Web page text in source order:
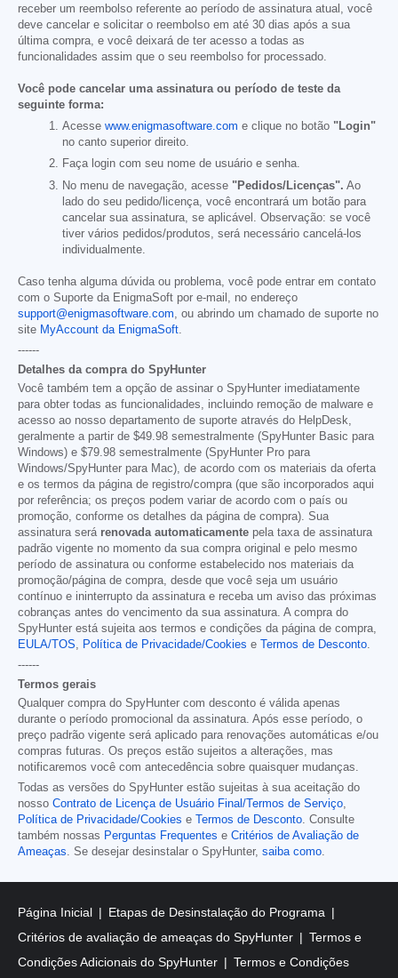
receber um reembolso referente ao período de assinatura atual, você
deve cancelar e solicitar o reembolso em até 30 dias após a sua
última compra, e você deixará de ter acesso a todas as
funcionalidades assim que o seu reembolso for processado.
Você pode cancelar uma assinatura ou período de teste da
seguinte forma:
Acesse www.enigmasoftware.com e clique no botão "Login"
no canto superior direito.
Faça login com seu nome de usuário e senha.
No menu de navegação, acesse "Pedidos/Licenças". Ao
lado do seu pedido/licença, você encontrará um botão para
cancelar sua assinatura, se aplicável. Observação: se você
tiver vários pedidos/produtos, será necessário cancelá-los
individualmente.
Caso tenha alguma dúvida ou problema, você pode entrar em contato
com o Suporte da EnigmaSoft por e-mail, no endereço
support@enigmasoftware.com , ou abrindo um chamado de suporte no
site MyAccount da EnigmaSoft
------
Detalhes da compra do SpyHunter
Você também tem a opção de assinar o SpyHunter imediatamente
para obter todas as funcionalidades, incluindo remoção de malware e
acesso ao nosso departamento de suporte através do HelpDesk,
geralmente a partir de $49.98 semestralmente (SpyHunter Basic para
Windows) e $79.98 semestralmente (SpyHunter Pro para
Windows/SpyHunter para Mac), de acordo com os materiais da oferta
e os termos da página de registro/compra (que são incorporados aqui
por referência; os preços podem variar de acordo com o país ou
promoção, conforme os detalhes da página de compra). Sua
assinatura será renovada automaticamente pela taxa de assinatura
padrão vigente no momento da sua compra original e pelo mesmo
período de assinatura ou conforme estabelecido nos materiais da
promoção/página de compra, desde que você seja um usuário
contínuo e ininterrupto da assinatura e receba um aviso das próximas
cobranças antes do vencimento da sua assinatura. A compra do
SpyHunter está sujeita aos termos e condições da página de compra,
EULA/TOS
Política de Privacidade/Cookies e Termos de Desconto
------
Termos gerais
Qualquer compra do SpyHunter com desconto é válida apenas
durante o período promocional da assinatura. Após esse período, o
preço padrão vigente será aplicado para renovações automáticas e/ou
compras futuras. Os preços estão sujeitos a alterações, mas
notificaremos você com antecedência sobre quaisquer mudanças.
Todas as versões do SpyHunter estão sujeitas à sua aceitação do
nosso Contrato de Licença de Usuário Final/Termos de Serviço
Política de Privacidade/Cookies e Termos de Desconto . Consulte
também nossas Perguntas Frequentes e Critérios de Avaliação de
Ameaças . Se desejar desinstalar o SpyHunter, saiba como
Página Inicial
Etapas de Desinstalação do Programa
Critérios de avaliação de ameaças do SpyHunter
Termos e
Condições Adicionais do SpyHunter
Termos e Condições